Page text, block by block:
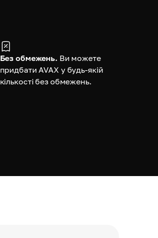
Без обмежень. Ви можете
придбати AVAX у будь-якій
кількості без обмежень.